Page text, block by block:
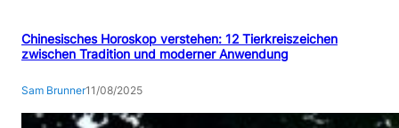
Chinesisches Horoskop verstehen: 12 Tierkreiszeichen
zwischen Tradition und moderner Anwendung
Sam Brunner11/08/2025